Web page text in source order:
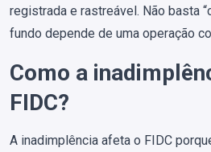
registrada e rastreável. Não basta
fundo depende de uma operação
Como a
FIDC?
A inadimplência afeta o FIDC